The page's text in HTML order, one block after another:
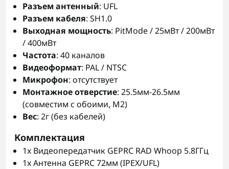
Разъем антенный: UFL
Разъем кабеля: SH1.0
Выходная мощность: PitMode / 25мВт / 200мВт
/ 400мВт
Частота: 40 каналов
Видеоформат: PAL / NTSC
Микрофон: отсутствует
Монтажное отверстие: 25.5мм-26.5мм
(совместим с обоими, M2)
Вес: 2г (без кабелей)
Комплектация
1x Видеопередатчик GEPRC RAD Whoop 5.8ГГц
1x Антенна GEPRC 72мм (IPEX/UFL)